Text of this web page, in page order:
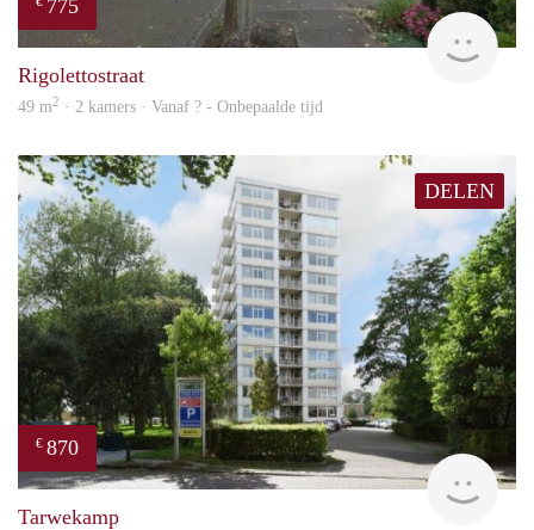
775
rent
Rigolettostraat
49 m2 · 2 kamers · Vanaf ? - Onbepaalde tijd
DELEN
€ 870
rent
Tarwekamp